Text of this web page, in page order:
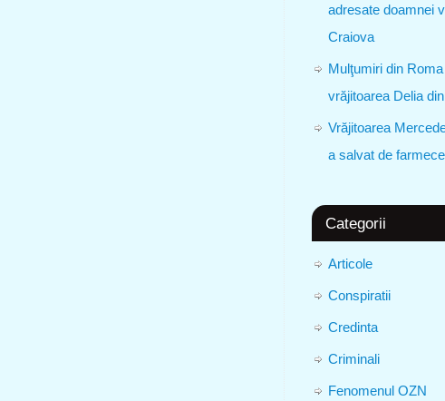
adresate doamnei
Craiova
Mulţumiri din
vrăjitoarea Delia
Vrăjitoarea
a salvat de farmece
Categorii
Articole
Conspiratii
Credinta
Criminali
Fenomenul OZN